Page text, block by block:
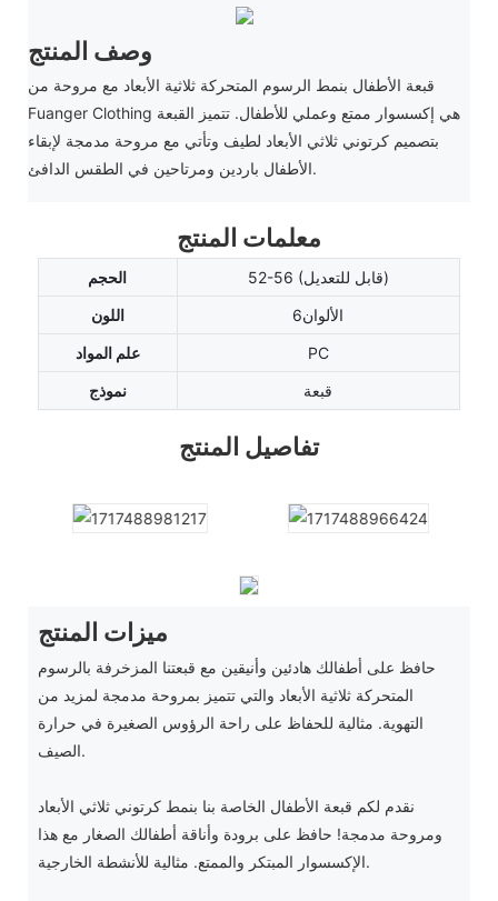
وصف المنتج
قبعة الأطفال بنمط الرسوم المتحركة ثلاثية الأبعاد مع مروحة من
Fuanger Clothing هي إكسسوار ممتع وعملي للأطفال. تتميز القبعة
بتصميم كرتوني ثلاثي الأبعاد لطيف وتأتي مع مروحة مدمجة لإبقاء
الأطفال باردين ومرتاحين في الطقس الدافئ.
معلمات المنتج
الحجم
52-56 (قابل للتعديل)
اللون
الألوان6
علم المواد
PC
نموذج
قبعة
تفاصيل المنتج
ميزات المنتج
حافظ على أطفالك هادئين وأنيقين مع قبعتنا المزخرفة بالرسوم
المتحركة ثلاثية الأبعاد والتي تتميز بمروحة مدمجة لمزيد من
التهوية. مثالية للحفاظ على راحة الرؤوس الصغيرة في حرارة
الصيف.
نقدم لكم قبعة الأطفال الخاصة بنا بنمط كرتوني ثلاثي الأبعاد
ومروحة مدمجة! حافظ على برودة وأناقة أطفالك الصغار مع هذا
الإكسسوار المبتكر والممتع. مثالية للأنشطة الخارجية.